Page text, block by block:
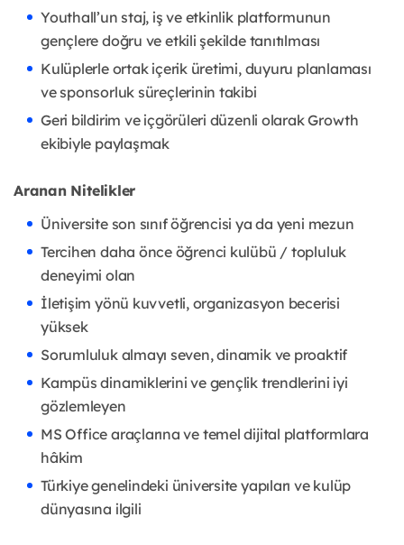
Youthall’un staj, iş ve etkinlik platformunun
gençlere doğru ve etkili şekilde tanıtılması
Kulüplerle ortak içerik üretimi, duyuru planlaması
ve sponsorluk süreçlerinin takibi
Geri bildirim ve içgörüleri düzenli olarak Growth
ekibiyle paylaşmak
Aranan Nitelikler
Üniversite son sınıf öğrencisi ya da yeni mezun
Tercihen daha önce öğrenci kulübü / topluluk
deneyimi olan
İletişim yönü kuvvetli, organizasyon becerisi
yüksek
Sorumluluk almayı seven, dinamik ve proaktif
Kampüs dinamiklerini ve gençlik trendlerini iyi
gözlemleyen
MS Office araçlarına ve temel dijital platformlara
hâkim
Türkiye genelindeki üniversite yapıları ve kulüp
dünyasına ilgili